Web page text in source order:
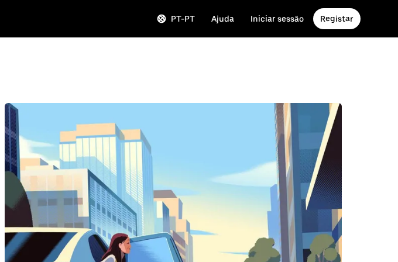
PT-PT Ajuda Iniciar sessão Registar